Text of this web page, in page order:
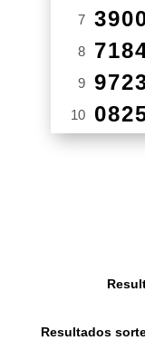
7
8
9
10
Resultados